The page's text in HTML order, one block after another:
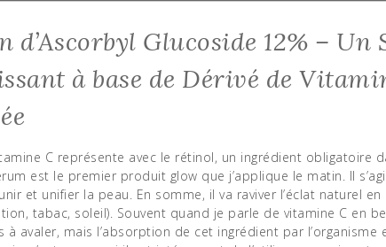
d’Ascorbyl Glucoside 12% – Un
à base de Dérivé de
C représente avec le rétinol, un ingrédient obligatoire
est le premier produit glow que j’applique le matin. Il
et unifier la peau. En somme, il va raviver l’éclat naturel
tabac, soleil). Souvent quand je parle de vitamine C en
à avaler, mais l’absorption de cet ingrédient par l’organisme